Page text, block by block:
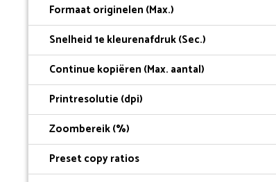
Formaat originelen (Max.)
Snelheid 1e kleurenafdruk (Sec.)
Continue kopiëren (Max. aantal)
Printresolutie (dpi)
Zoombereik (%)
Preset copy ratios